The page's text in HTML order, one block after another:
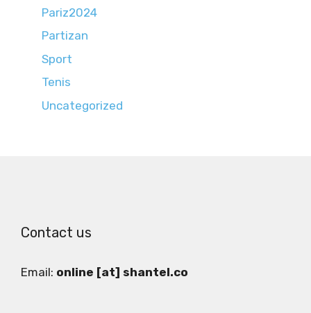
Pariz2024
Partizan
Sport
Tenis
Uncategorized
Contact us
Email: online [at] shantel.co